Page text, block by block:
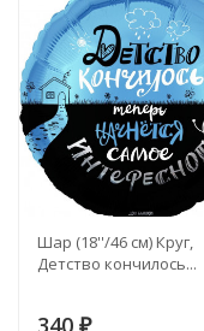
Шар (18''/46 см) Круг,
Детство кончилось...
340 ₽